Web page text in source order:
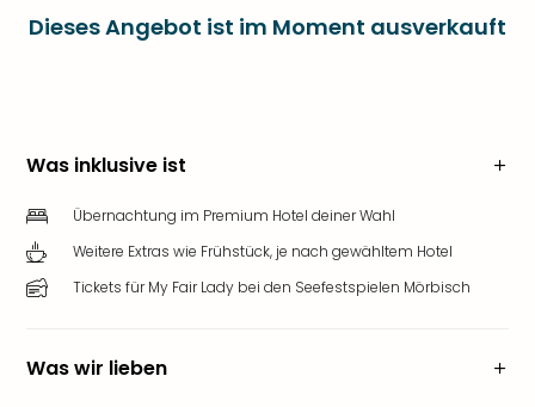
Dieses Angebot ist im Moment ausverkauft
Was inklusive ist
Übernachtung im Premium Hotel deiner Wahl
Weitere Extras wie Frühstück, je nach gewähltem Hotel
Tickets für My Fair Lady bei den Seefestspielen Mörbisch
Was wir lieben